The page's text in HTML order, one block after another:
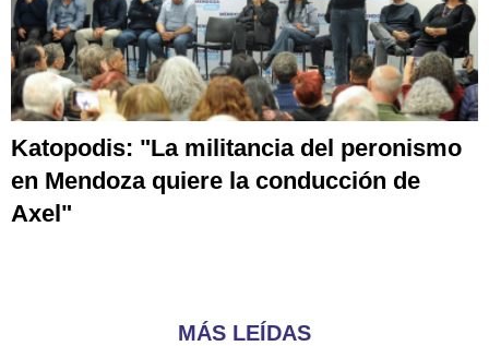
Katopodis: "La militancia del peronismo
en Mendoza quiere la conducción de
Axel"
MÁS LEÍDAS